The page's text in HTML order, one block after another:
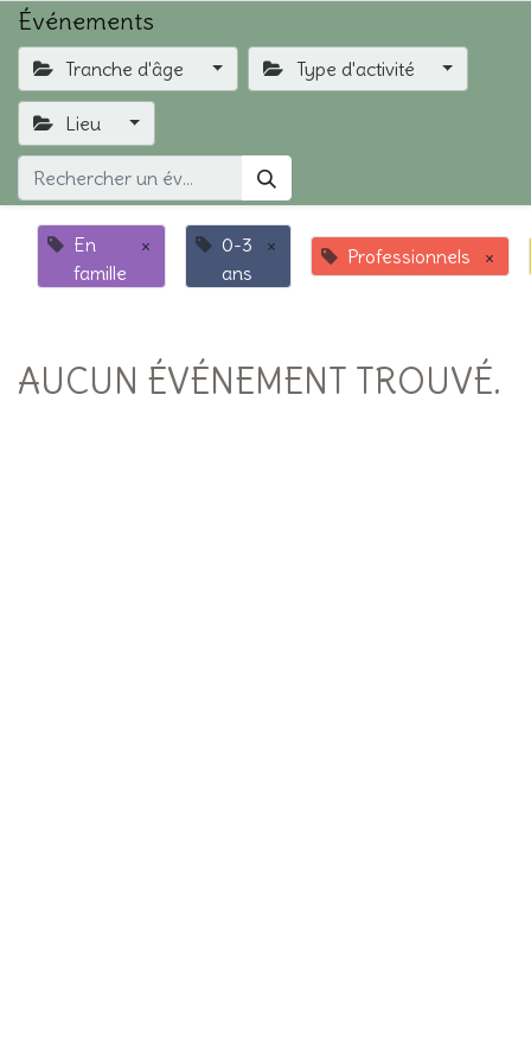
Événements
Tranche d'âge Type d'activité
Lieu
En
famille
×
0-3
ans
× Professionnels ×
AUCUN ÉVÉNEMENT TROUVÉ.